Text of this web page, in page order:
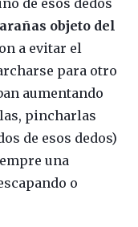
objeto del
a evitar el
para otro
aumentando
pincharlas
de esos dedos)
una
o